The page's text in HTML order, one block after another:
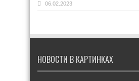
06.02.2023
НОВОСТИ В КАРТИНКАХ